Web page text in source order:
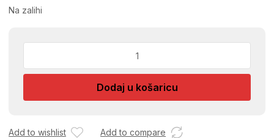
Na zalihi
SLIKU
8976
količina
Dodaj u košaricu
Add to wishlist Add to compare